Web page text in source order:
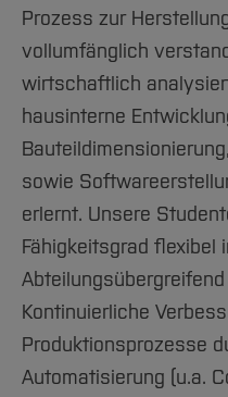
Prozess zur
vollumfänglich
wirtschaftlich
hausinterne
sowie
erlernt. Unsere
Fähigkeitsgrad flexibel
Kontinuierliche
Produktionsprozesse
Automatisierung (u.a.